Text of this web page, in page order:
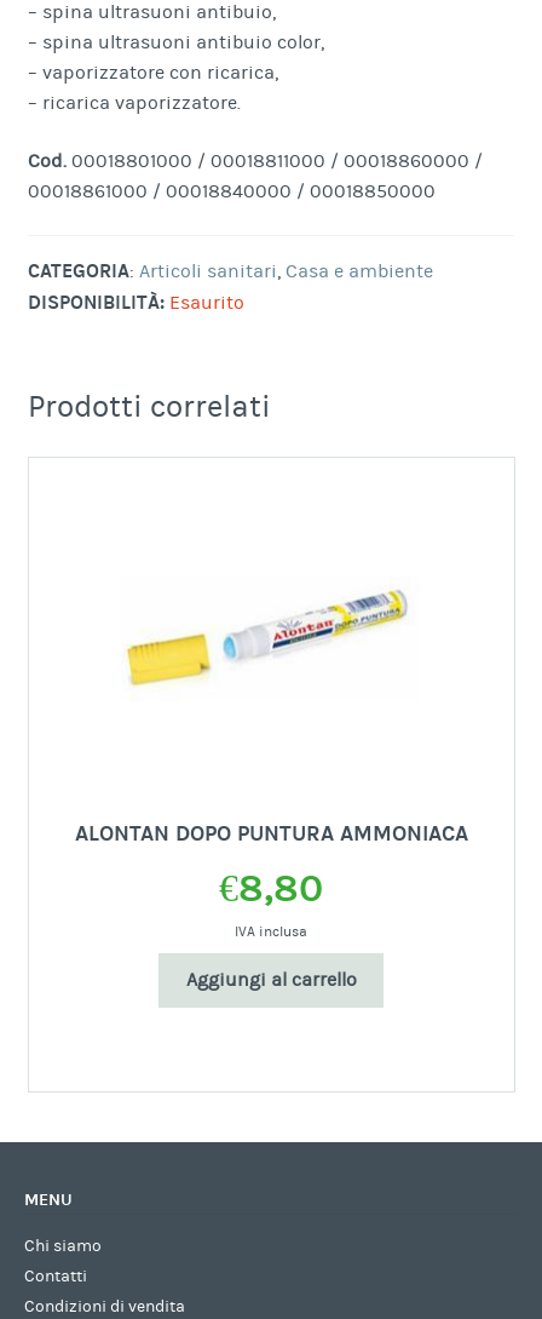
– spina ultrasuoni antibuio,
– spina ultrasuoni antibuio color,
– vaporizzatore con ricarica,
– ricarica vaporizzatore.
Cod.00018801000 / 00018811000 / 00018860000 /
00018861000 / 00018840000 / 00018850000
CATEGORIA: Articoli sanitari, Casa e ambiente
DISPONIBILITÀ: Esaurito
Prodotti correlati
ALONTAN DOPO PUNTURA AMMONIACA
€8,80
IVA inclusa
Aggiungi al carrello
MENU
Chi siamo
Contatti
Condizioni di vendita